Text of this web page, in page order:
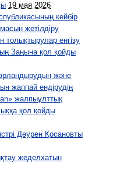
19 мая 2026
кейбір
жетілдіру
толықтырулар енгізу
Заңына қол қойды
және
жаппай ендірудің
жалпыұлттық
қол қойды
Дәурен Қосановты
жеделхатын